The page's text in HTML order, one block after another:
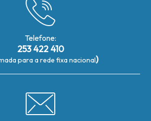
Telefone:
253 422 410
para a rede fixa nacional)